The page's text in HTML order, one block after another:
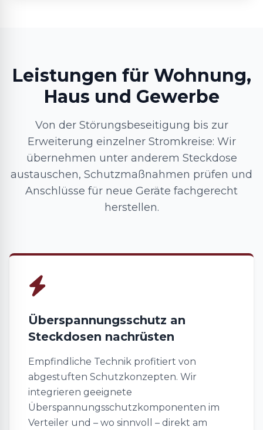
Leistungen für Wohnung,
Haus und Gewerbe
Von der Störungsbeseitigung bis zur
Erweiterung einzelner Stromkreise: Wir
übernehmen unter anderem Steckdose
austauschen, Schutzmaßnahmen prüfen und
Anschlüsse für neue Geräte fachgerecht
herstellen.
Überspannungsschutz an
Steckdosen nachrüsten
Empfindliche Technik profitiert von
abgestuften Schutzkonzepten. Wir
integrieren geeignete
Überspannungsschutzkomponenten im
Verteiler und – wo sinnvoll – direkt am